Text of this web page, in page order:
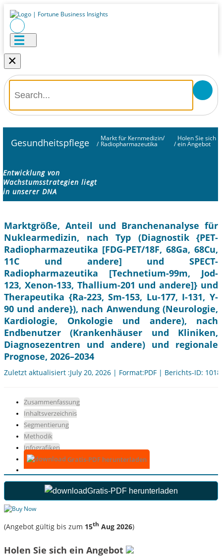
×
Gesundheitspflege /
Markt für Kernmedizin/
Radiopharmazeutika /
Holen Sie sich
ein Angebot
Entwicklung von
Wachstumsstrategien liegt
in unserer DNA
Marktgröße, Anteil und Branchenanalyse für
Nuklearmedizin, nach Typ (Diagnostik {PET-
Radiopharmazeutika [FDG-PET/18F, 68Ga, 68Cu,
11C und andere] und SPECT-
Radiopharmazeutika [Technetium-99m, Jod-
123, Xenon-133, Thallium-201 und andere]} und
Therapeutika {Ra-223, Sm-153, Lu-177, I-131, Y-
90 und andere}), nach Anwendung (Neurologie,
Kardiologie, Onkologie und andere), nach
Endbenutzer (Krankenhäuser und Kliniken,
Diagnosezentren und andere) und regionale
Prognose, 2026–2034
Zuletzt aktualisiert :July 20, 2026 | Format:PDF | Berichts-ID:
Zusammenfassung
Inhaltsverzeichnis
Segmentierung
Methodik
Infografiken
Gratis-PDF herunterladen
Gratis-PDF herunterladen
(Angebot gültig bis zum 15th Aug 2026)
Holen Sie sich ein Angebot